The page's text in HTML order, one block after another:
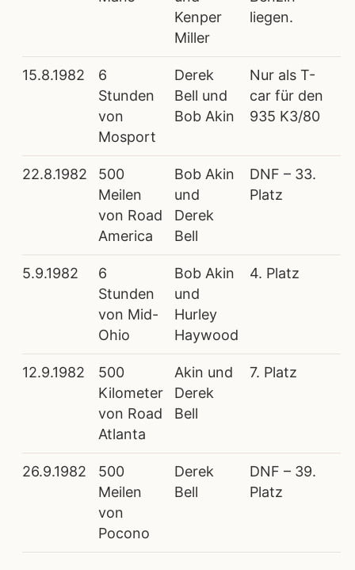
Kenper
Miller
liegen.
15.8.1982
6
Stunden
von
Mosport
Derek
Bell und
Bob Akin
Nur als T-
car für den
935 K3/80
22.8.1982
500
Meilen
von Road
America
Bob Akin
und
Derek
Bell
DNF – 33.
Platz
5.9.1982
6
Stunden
von Mid-
Ohio
Bob Akin
und
Hurley
Haywood
4. Platz
12.9.1982
500
Kilometer
von Road
Atlanta
Akin und
Derek
Bell
7. Platz
26.9.1982
500
Meilen
von
Pocono
Derek
Bell
DNF – 39.
Platz